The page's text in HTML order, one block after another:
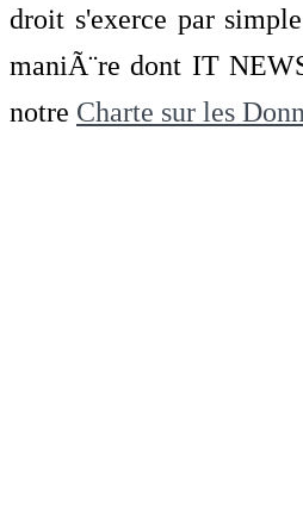
droit s'exerce par
maniÃ¨re dont IT
notre Charte sur les